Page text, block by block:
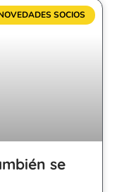
SOCIOS
se